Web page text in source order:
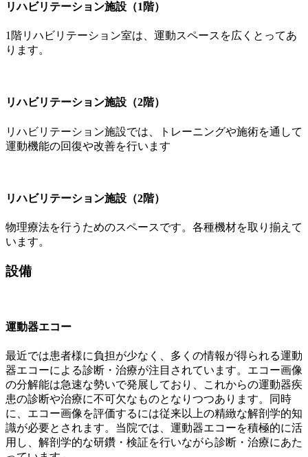
リハビリテーション施設（1階）
1階リハビリテーション室は、運動スペースを広くとってあ
ります。
リハビリテーション施設（2階）
リハビリテーション施設では、トレーニングや施術を通して
運動機能の回復や改善を行います
リハビリテーション施設（2階）
物理療法を行うためのスペースです。各種機材を取り揃えて
います。
設備
運動器エコー
最近では患者様に負担が少なく、多くの情報が得られる運動
器エコーによる診断・治療が注目されています。エコー画像
の分解能は急速な勢いで発展しており、これからの運動器疾
患の診断や治療に不可欠なものとなりつつあります。同時
に、エコー画像を評価するには従来以上の精緻な解剖学的知
識が必要とされます。当院では、運動器エコーを積極的に活
用し、解剖学的な研鑽・検証を行いながら診断・治療にあた